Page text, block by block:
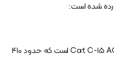
– **موتور:** D8Lمجهز به موتور دیزلی Cat C-15 ACITA است که حدود 410